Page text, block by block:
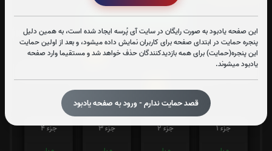
این صفحه یادبود به صورت رایگان در سایت آی پُرسه ایجاد شده است، به همین دلیل
پنجره حمایت در ابتدای صفحه برای کاربران نمایش داده میشود، و بعد از اولین حمایت
این پنجره(حمایت) برای همه بازدیدکنندگان حذف خواهد شد و مستقیما وارد صفحه
یادبود میشوند.
قصد حمایت ندارم - ورود به صفحه یادبود
قرائت دعای عهد را تقبل میکنم
تعداد دفعات ختم قران: 0
بار
جهت تسریع در ختم قرآن کریم پیشنهاد میشود حضرتعالی جزء
شماره
1 را قرائت بفرمایید
جزء 1
جزء 2
جزء 3
جزء 4